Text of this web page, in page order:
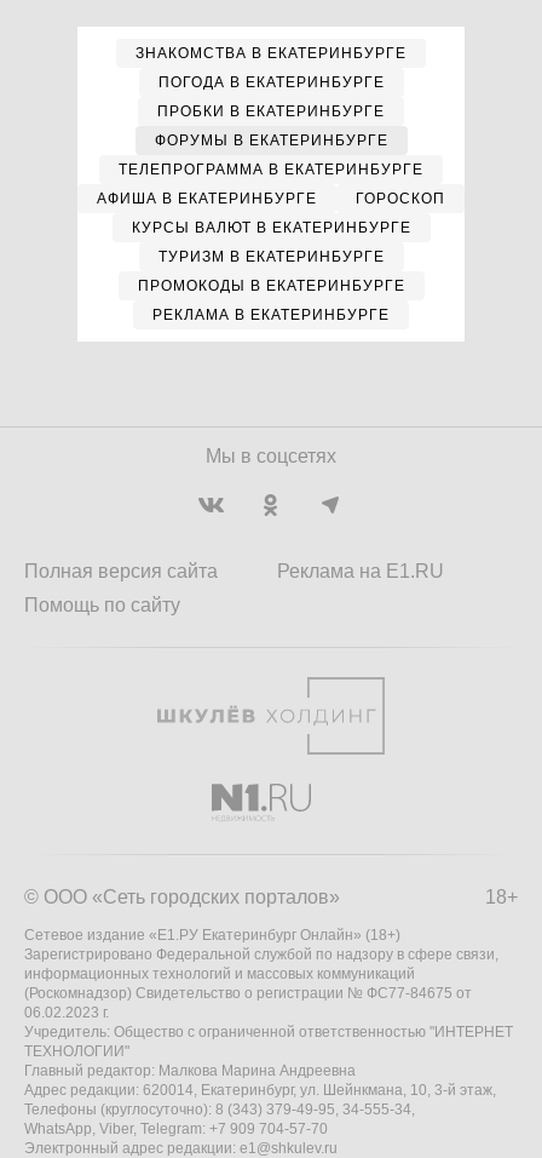
ЗНАКОМСТВА В ЕКАТЕРИНБУРГЕ
ПОГОДА В ЕКАТЕРИНБУРГЕ
ПРОБКИ В ЕКАТЕРИНБУРГЕ
ФОРУМЫ В ЕКАТЕРИНБУРГЕ
ТЕЛЕПРОГРАММА В ЕКАТЕРИНБУРГЕ
АФИША В ЕКАТЕРИНБУРГЕ
ГОРОСКОП
КУРСЫ ВАЛЮТ В ЕКАТЕРИНБУРГЕ
ТУРИЗМ В ЕКАТЕРИНБУРГЕ
ПРОМОКОДЫ В ЕКАТЕРИНБУРГЕ
РЕКЛАМА В ЕКАТЕРИНБУРГЕ
Мы в соцсетях
Полная версия сайта
Помощь по сайту
Реклама на E1.RU
18+
© ООО «Сеть городских порталов»
Сетевое издание «Е1.РУ Екатеринбург Онлайн» (18+)
Зарегистрировано Федеральной службой по надзору в сфере связи,
информационных технологий и массовых коммуникаций
(Роскомнадзор) Свидетельство о регистрации № ФС77-84675 от
06.02.2023 г.
Учредитель: Общество с ограниченной ответственностью "ИНТЕРНЕТ
ТЕХНОЛОГИИ"
Главный редактор: Малкова Марина Андреевна
Адрес редакции: 620014, Екатеринбург, ул. Шейнкмана, 10, 3-й этаж,
Телефоны (круглосуточно): 8 (343) 379-49-95, 34-555-34,
WhatsApp, Viber, Telegram: +7 909 704-57-70
Электронный адрес редакции: e1@shkulev.ru